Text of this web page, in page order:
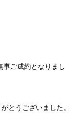
事ご成約となりまし
とうございました。